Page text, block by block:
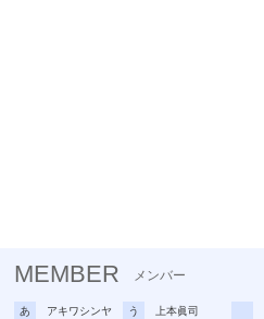
MEMBER メンバー
あ
アキワシンヤ
う
上本眞司